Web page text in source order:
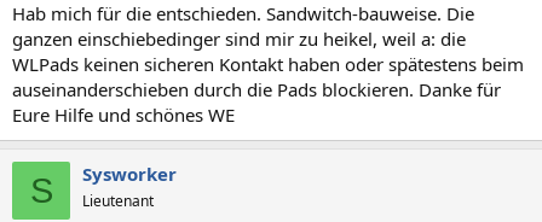
Hab mich für die entschieden. Sandwitch-bauweise. Die
ganzen einschiebedinger sind mir zu heikel, weil a: die
WLPads keinen sicheren Kontakt haben oder spätestens beim
auseinanderschieben durch die Pads blockieren. Danke für
Eure Hilfe und schönes WE
S Sysworker
Lieutenant